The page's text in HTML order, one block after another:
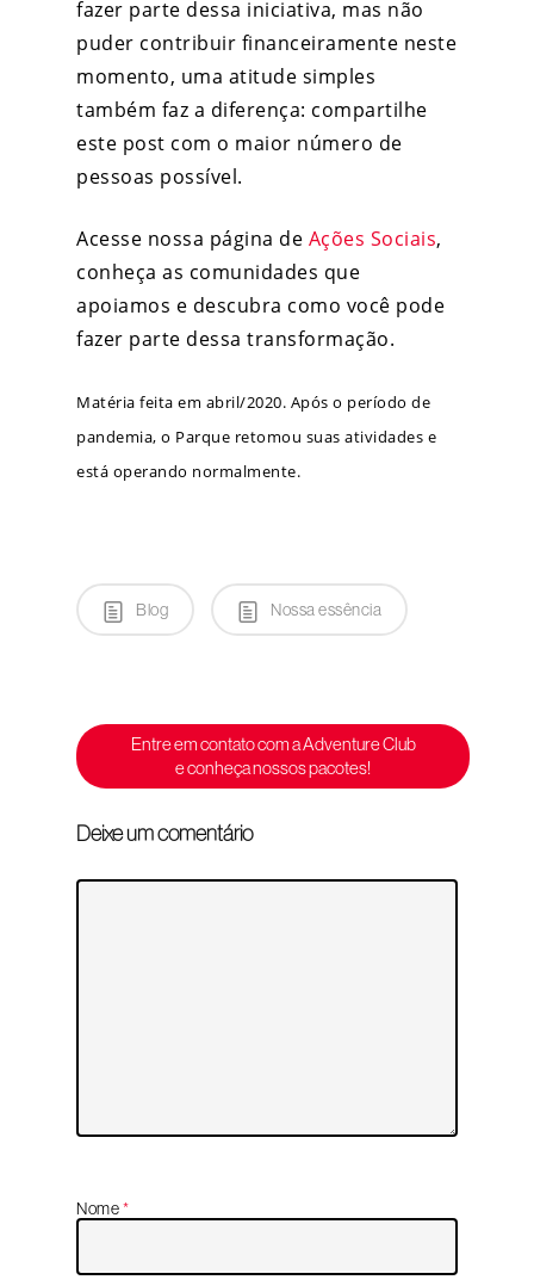
fazer parte dessa iniciativa, mas não
puder contribuir financeiramente neste
momento, uma atitude simples
também faz a diferença: compartilhe
este post com o maior número de
pessoas possível.
Acesse nossa página de Ações Sociais,
conheça as comunidades que
apoiamos e descubra como você pode
fazer parte dessa transformação.
Matéria feita em abril/2020. Após o período de
pandemia, o Parque retomou suas atividades e
está operando normalmente.
Blog Nossa essência
Entre em contato com a Adventure Club
e conheça nossos pacotes!
Deixe um comentário
Nome*